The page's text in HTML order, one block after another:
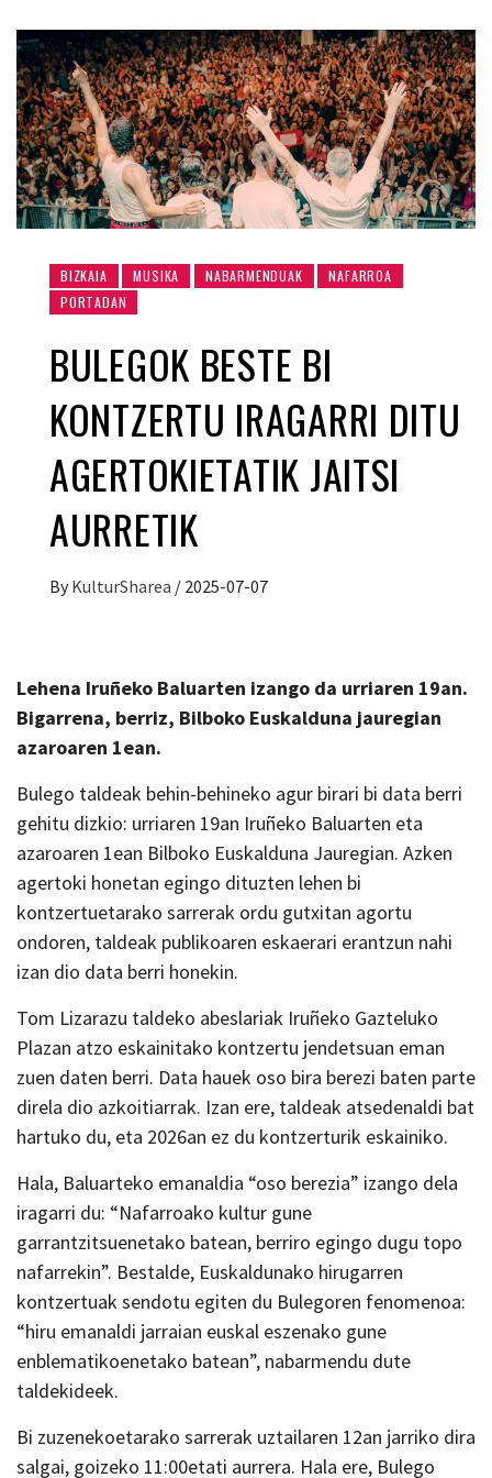
BIZKAIA MUSIKA NABARMENDUAK
NAFARROA
PORTADAN
BULEGOK BESTE BI
KONTZERTU IRAGARRI DITU
AGERTOKIETATIK JAITSI
AURRETIK
By KulturSharea / 2025-07-07
Lehena Iruñeko Baluarten izango da urriaren 19an.
Bigarrena, berriz, Bilboko Euskalduna jauregian
azaroaren 1ean.
Bulego taldeak behin-behineko agur birari bi data berri
gehitu dizkio: urriaren 19an Iruñeko Baluarten eta
azaroaren 1ean Bilboko Euskalduna Jauregian. Azken
agertoki honetan egingo dituzten lehen bi
kontzertuetarako sarrerak ordu gutxitan agortu
ondoren, taldeak publikoaren eskaerari erantzun nahi
izan dio data berri honekin.
Tom Lizarazu taldeko abeslariak Iruñeko Gazteluko
Plazan atzo eskainitako kontzertu jendetsuan eman
zuen daten berri. Data hauek oso bira berezi baten parte
direla dio azkoitiarrak. Izan ere, taldeak atsedenaldi bat
hartuko du, eta 2026an ez du kontzerturik eskainiko.
Hala, Baluarteko emanaldia “oso berezia” izango dela
iragarri du: “Nafarroako kultur gune
garrantzitsuenetako batean, berriro egingo dugu topo
nafarrekin”. Bestalde, Euskaldunako hirugarren
kontzertuak sendotu egiten du Bulegoren fenomenoa:
“hiru emanaldi jarraian euskal eszenako gune
enblematikoenetako batean”, nabarmendu dute
taldekideek.
Bi zuzenekoetarako sarrerak uztailaren 12an jarriko dira
salgai, goizeko 11:00etati aurrera. Hala ere, Bulego